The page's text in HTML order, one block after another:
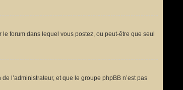
forum dans lequel vous postez, ou peut-être que seul
l’administrateur, et que le groupe phpBB n’est pas